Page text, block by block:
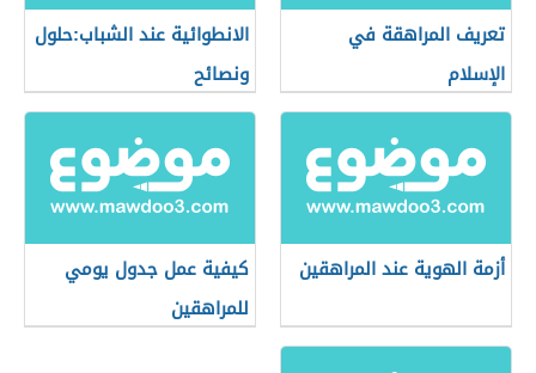
تعريف المراهقة في
الإسلام
الانطوائية عند الشباب:حلول
ونصائح
أزمة الهوية عند المراهقين
كيفية عمل جدول يومي
للمراهقين